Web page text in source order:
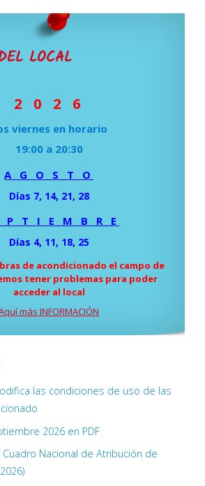
LOCAL
2 0 2 6
viernes en horario
19:00 a 20:30
A G O S T O
Días 7, 14, 21, 28
P T I E M B R E
Días 4, 11, 18, 25
de acondicionado el campo de
tener problemas para poder
acceder al local
más INFORMACIÓN
las condiciones de uso de las
2026 en PDF
Nacional de Atribución de